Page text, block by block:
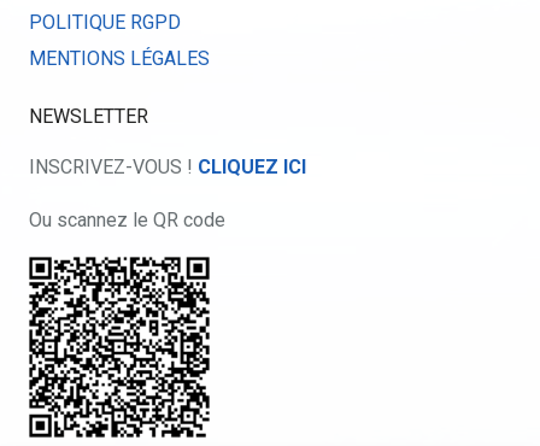
POLITIQUE RGPD
MENTIONS LÉGALES
NEWSLETTER
INSCRIVEZ-VOUS ! CLIQUEZ ICI
Ou scannez le QR code